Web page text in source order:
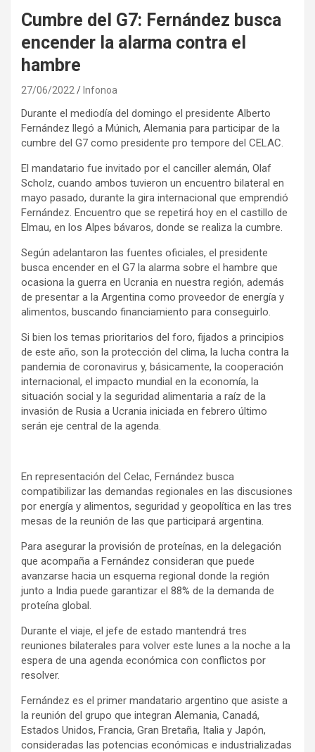
Cumbre del G7: Fernández busca
encender la alarma contra el
hambre
27/06/2022 Infonoa
Durante el mediodía del domingo el presidente Alberto
Fernández llegó a Múnich, Alemania para participar de la
cumbre del G7 como presidente pro tempore del CELAC.
El mandatario fue invitado por el canciller alemán, Olaf
Scholz, cuando ambos tuvieron un encuentro bilateral en
mayo pasado, durante la gira internacional que emprendió
Fernández. Encuentro que se repetirá hoy en el castillo de
Elmau, en los Alpes bávaros, donde se realiza la cumbre.
Según adelantaron las fuentes oficiales, el presidente
busca encender en el G7 la alarma sobre el hambre que
ocasiona la guerra en Ucrania en nuestra región, además
de presentar a la Argentina como proveedor de energía y
alimentos, buscando financiamiento para conseguirlo.
Si bien los temas prioritarios del foro, fijados a principios
de este año, son la protección del clima, la lucha contra la
pandemia de coronavirus y, básicamente, la cooperación
internacional, el impacto mundial en la economía, la
situación social y la seguridad alimentaria a raíz de la
invasión de Rusia a Ucrania iniciada en febrero último
serán eje central de la agenda.
En representación del Celac, Fernández busca
compatibilizar las demandas regionales en las discusiones
por energía y alimentos, seguridad y geopolítica en las tres
mesas de la reunión de las que participará argentina.
Para asegurar la provisión de proteínas, en la delegación
que acompaña a Fernández consideran que puede
avanzarse hacia un esquema regional donde la región
junto a India puede garantizar el 88% de la demanda de
proteína global.
Durante el viaje, el jefe de estado mantendrá tres
reuniones bilaterales para volver este lunes a la noche a la
espera de una agenda económica con conflictos por
resolver.
Fernández es el primer mandatario argentino que asiste a
la reunión del grupo que integran Alemania, Canadá,
Estados Unidos, Francia, Gran Bretaña, Italia y Japón,
consideradas las potencias económicas e industrializadas